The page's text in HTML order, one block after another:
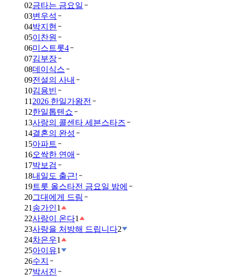
02금타는 금요일
03변우석
04박지현
05이찬원
06미스트롯4
07김부장
08데이식스
09전설의 사내
10김용빈
11 2026 한일가왕전
12한일톱텐쇼
13사랑의 콜센타 세븐스타즈
14결혼의 완성
15아파트
16오싹한 연애
17박보검
18내일도 출근!
19트롯 올스타전 금요일 밤에
20그대에게 드림
21 송가인1
22사랑이 온다1
23사랑을 처방해 드립니다2
24차은우1
25아이유1
26수지
27박서진